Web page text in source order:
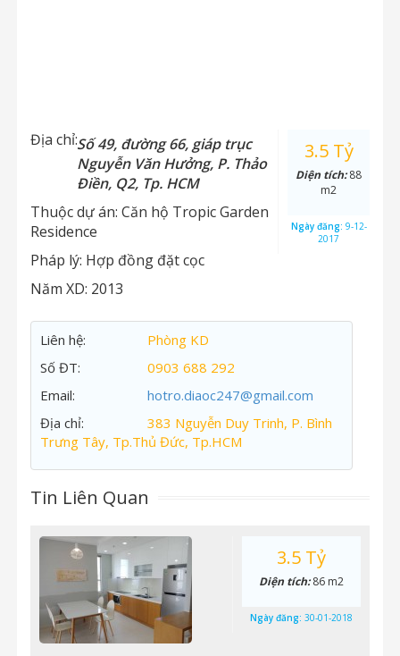
Địa chỉ:Số 49, đường 66, giáp trục
Nguyễn Văn Hưởng, P. Thảo
Điền, Q2, Tp. HCM
Thuộc dự án: Căn hộ Tropic Garden
Residence
Pháp lý: Hợp đồng đặt cọc
Năm XD: 2013
3.5 Tỷ
Diện tích:88
m2
Ngày đăng: 9-12-
2017
Liên hệ:
Phòng KD
Số ĐT:
0903 688 292
Email:
hotro.diaoc247@gmail.com
Địa chỉ:
383 Nguyễn Duy Trinh, P. Bình
Trưng Tây, Tp.Thủ Đức, Tp.HCM
Tin Liên Quan
3.5 Tỷ
Diện tích:86 m2
Ngày đăng: 30-01-2018